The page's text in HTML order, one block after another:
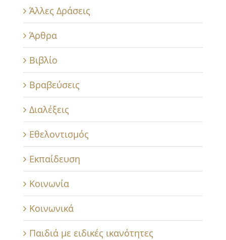
Άλλες Δράσεις
Άρθρα
Βιβλίο
Βραβεύσεις
Διαλέξεις
Εθελοντισμός
Εκπαίδευση
Κοινωνία
Κοινωνικά
Παιδιά με ειδικές ικανότητες